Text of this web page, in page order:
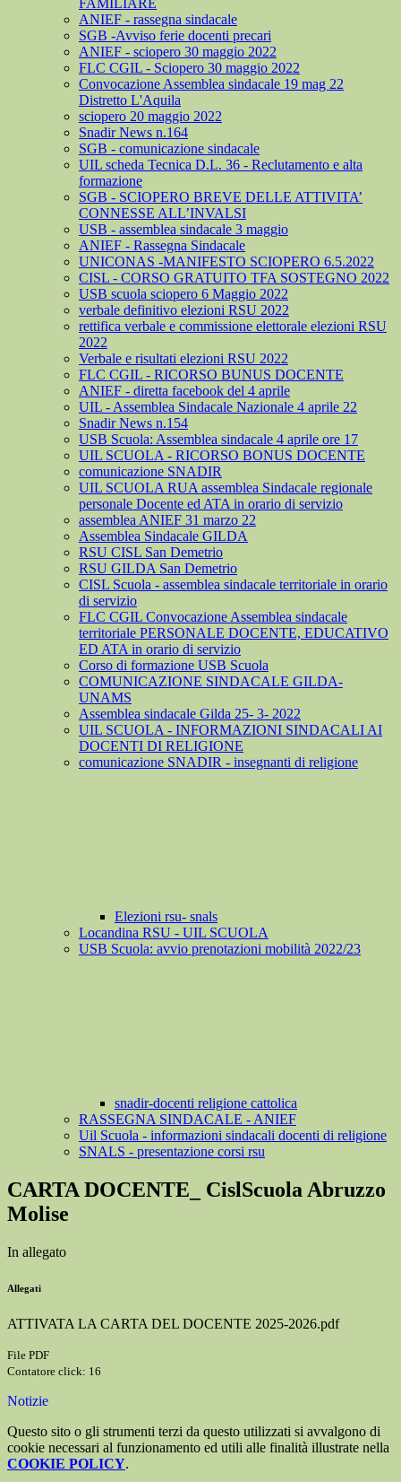
FAMILIARE
ANIEF - rassegna sindacale
SGB -Avviso ferie docenti precari
ANIEF - sciopero 30 maggio 2022
FLC CGIL - Sciopero 30 maggio 2022
Convocazione Assemblea sindacale 19 mag 22
Distretto L'Aquila
sciopero 20 maggio 2022
Snadir News n.164
SGB - comunicazione sindacale
UIL scheda Tecnica D.L. 36 - Reclutamento e alta
formazione
SGB - SCIOPERO BREVE DELLE ATTIVITA’
CONNESSE ALL’INVALSI
USB - assemblea sindacale 3 maggio
ANIEF - Rassegna Sindacale
UNICONAS -MANIFESTO SCIOPERO 6.5.2022
CISL - CORSO GRATUITO TFA SOSTEGNO 2022
USB scuola sciopero 6 Maggio 2022
verbale definitivo elezioni RSU 2022
rettifica verbale e commissione elettorale elezioni RSU
2022
Verbale e risultati elezioni RSU 2022
FLC CGIL - RICORSO BUNUS DOCENTE
ANIEF - diretta facebook del 4 aprile
UIL - Assemblea Sindacale Nazionale 4 aprile 22
Snadir News n.154
USB Scuola: Assemblea sindacale 4 aprile ore 17
UIL SCUOLA - RICORSO BONUS DOCENTE
comunicazione SNADIR
UIL SCUOLA RUA assemblea Sindacale regionale
personale Docente ed ATA in orario di servizio
assemblea ANIEF 31 marzo 22
Assemblea Sindacale GILDA
RSU CISL San Demetrio
RSU GILDA San Demetrio
CISL Scuola - assemblea sindacale territoriale in orario
di servizio
FLC CGIL Convocazione Assemblea sindacale
territoriale PERSONALE DOCENTE, EDUCATIVO
ED ATA in orario di servizio
Corso di formazione USB Scuola
COMUNICAZIONE SINDACALE GILDA-
UNAMS
Assemblea sindacale Gilda 25- 3- 2022
UIL SCUOLA - INFORMAZIONI SINDACALI AI
DOCENTI DI RELIGIONE
comunicazione SNADIR - insegnanti di religione
Elezioni rsu- snals
Locandina RSU - UIL SCUOLA
USB Scuola: avvio prenotazioni mobilità 2022/23
snadir-docenti religione cattolica
RASSEGNA SINDACALE - ANIEF
Uil Scuola - informazioni sindacali docenti di religione
SNALS - presentazione corsi rsu
CARTA DOCENTE_ CislScuola Abruzzo
Molise
In allegato
Allegati
ATTIVATA LA CARTA DEL DOCENTE 2025-2026.pdf
File PDF
Contatore click: 16
Notizie
Questo sito o gli strumenti terzi da questo utilizzati si avvalgono di
cookie necessari al funzionamento ed utili alle finalità illustrate nella
COOKIE POLICY.